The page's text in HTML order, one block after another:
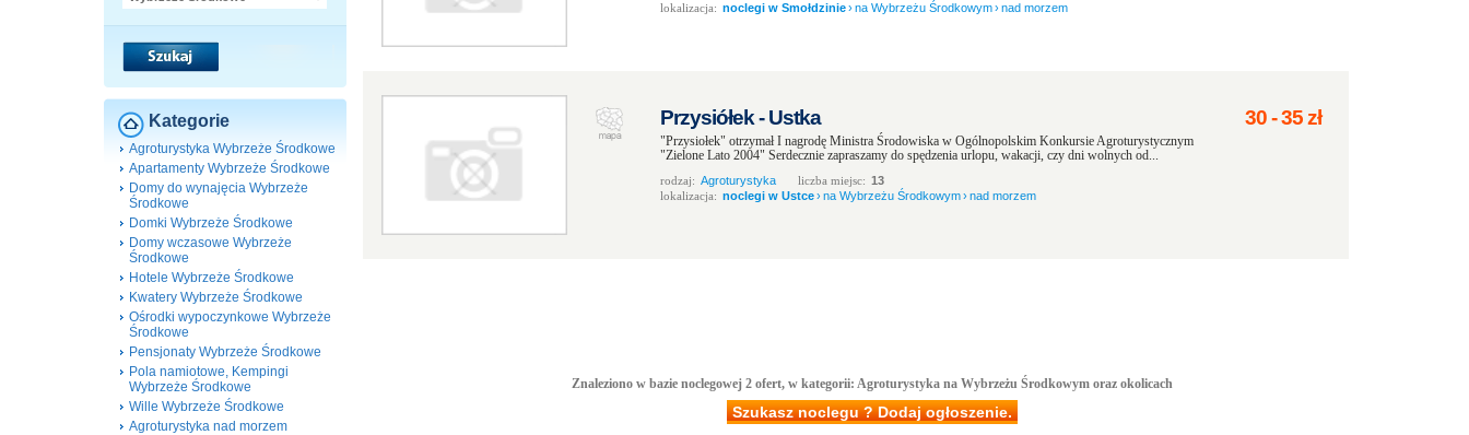
Kategorie
Agroturystyka Wybrzeże Środkowe
Apartamenty Wybrzeże Środkowe
Domy do wynajęcia Wybrzeże
Środkowe
Domki Wybrzeże Środkowe
Domy wczasowe Wybrzeże
Środkowe
Hotele Wybrzeże Środkowe
Kwatery Wybrzeże Środkowe
Ośrodki wypoczynkowe Wybrzeże
Środkowe
Pensjonaty Wybrzeże Środkowe
Pola namiotowe, Kempingi
Wybrzeże Środkowe
Wille Wybrzeże Środkowe
Agroturystyka nad morzem
lokalizacja: noclegi w Smołdzinie›na Wybrzeżu Środkowym›nad morzem
Przysiółek - Ustka
"Przysiołek" otrzymał I nagrodę Ministra Środowiska w Ogólnopolskim Konkursie Agroturystycznym
"Zielone Lato 2004" Serdecznie zapraszamy do spędzenia urlopu, wakacji, czy dni wolnych od...
rodzaj: Agroturystyka liczba miejsc: 13
lokalizacja: noclegi w Ustce›na Wybrzeżu Środkowym›nad morzem
30-35zł
Znaleziono w bazie noclegowej 2 ofert, w kategorii: Agroturystyka na Wybrzeżu Środkowym oraz okolicach
Szukasz noclegu ? Dodaj ogłoszenie.